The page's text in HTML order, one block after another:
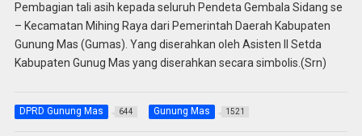
Pembagian tali asih kepada seluruh Pendeta Gembala Sidang se
– Kecamatan Mihing Raya dari Pemerintah Daerah Kabupaten
Gunung Mas (Gumas). Yang diserahkan oleh Asisten II Setda
Kabupaten Gunug Mas yang diserahkan secara simbolis.(Srn)
DPRD Gunung Mas 644 Gunung Mas 1521